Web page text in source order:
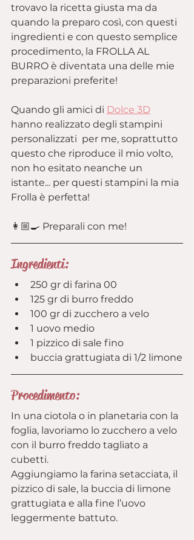
trovavo la ricetta giusta ma da
quando la preparo così, con questi
ingredienti e con questo semplice
procedimento, la FROLLA AL
BURRO è diventata una delle mie
preparazioni preferite!
Quando gli amici di Dolce 3D
hanno realizzato degli stampini
personalizzati  per me, soprattutto
questo che riproduce il mio volto,
non ho esitato neanche un
istante... per questi stampini la mia
Frolla è perfetta!
👩🏼‍🍳 Preparali con me!
Ingredienti:
250 gr di farina 00
125 gr di burro freddo
100 gr di zucchero a velo
1 uovo medio
1 pizzico di sale fino
buccia grattugiata di 1/2 limone
Procedimento:
In una ciotola o in planetaria con la
foglia, lavoriamo lo zucchero a velo
con il burro freddo tagliato a
cubetti.
Aggiungiamo la farina setacciata, il
pizzico di sale, la buccia di limone
grattugiata e alla fine l’uovo
leggermente battuto.